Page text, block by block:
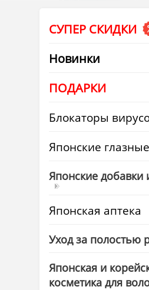
СУПЕР СКИДКИ
Новинки
ПОДАРКИ
Блокаторы
Японские
Японские добавки
Японская аптека
Уход за полостью
Японская и
косметика для